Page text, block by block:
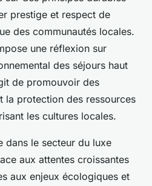
prestige et respect de
des communautés locales.
une réflexion sur
des séjours haut
de promouvoir des
la protection des ressources
les cultures locales.
dans le secteur du luxe
aux attentes croissantes
aux enjeux écologiques et